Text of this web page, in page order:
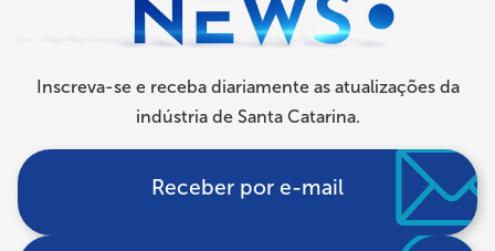
Inscreva-se e receba diariamente as atualizações da
indústria de Santa Catarina.
Receber por e-mail